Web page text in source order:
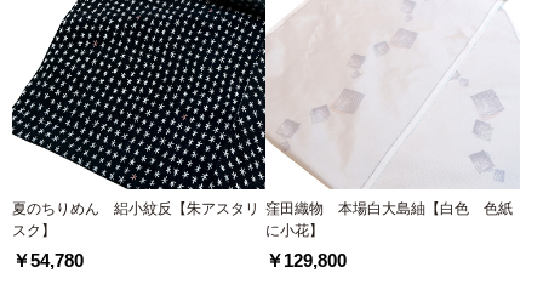
夏のちりめん 絽小紋反【朱アスタリ
スク】
￥54,780
窪田織物 本場白大島紬【白色 色紙
に小花】
￥129,800